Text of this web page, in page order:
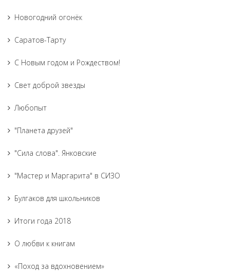
Новогодний огонёк
Саратов-Тарту
С Новым годом и Рождеством!
Свет доброй звезды
Любопыт
"Планета друзей"
"Сила слова". Янковские
"Мастер и Маргарита" в СИЗО
Булгаков для школьников
Итоги года 2018
О любви к книгам
«Поход за вдохновением»